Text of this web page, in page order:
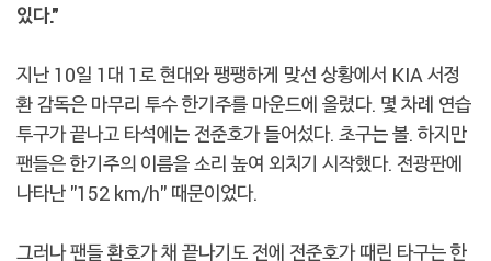
있다."
지난 10일 1대 1로 현대와 팽팽하게 맞선 상황에서 KIA 서정
환 감독은 마무리 투수 한기주를 마운드에 올렸다. 몇 차례 연습
투구가 끝나고 타석에는 전준호가 들어섰다. 초구는 볼. 하지만
팬들은 한기주의 이름을 소리 높여 외치기 시작했다. 전광판에
나타난 "152 km/h" 때문이었다.
그러나 팬들 환호가 채 끝나기도 전에 전준호가 때린 타구는 한